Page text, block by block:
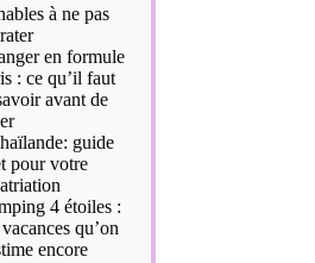
à ne pas
rater
en formule
: ce qu’il faut
avant de
guide
pour votre
4 étoiles :
qu’on
encore